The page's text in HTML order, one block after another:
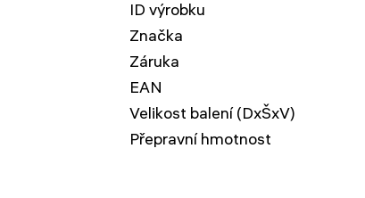
ID výrobku
Značka
Záruka
EAN
Velikost balení (DxŠxV)
Přepravní hmotnost